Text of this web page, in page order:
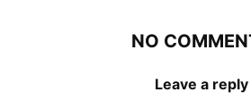
NO
Leave a reply